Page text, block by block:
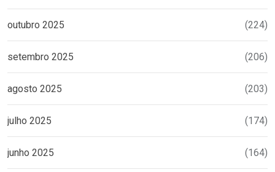
outubro 2025 (224)
setembro 2025 (206)
agosto 2025 (203)
julho 2025 (174)
junho 2025 (164)